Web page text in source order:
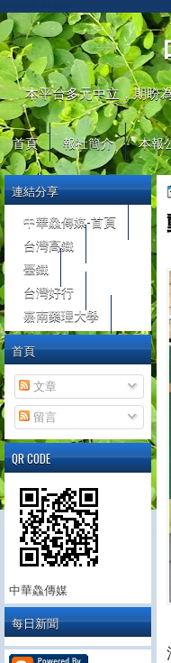
本平台多元中立，期盼
首頁 報社簡介 本報
連結分享
中華鱻傳媒-首頁
台灣高鐵
臺鐵
台灣好行
嘉南藥理大學
首頁
文章
留言
QR CODE
中華鱻傳媒
每日新聞